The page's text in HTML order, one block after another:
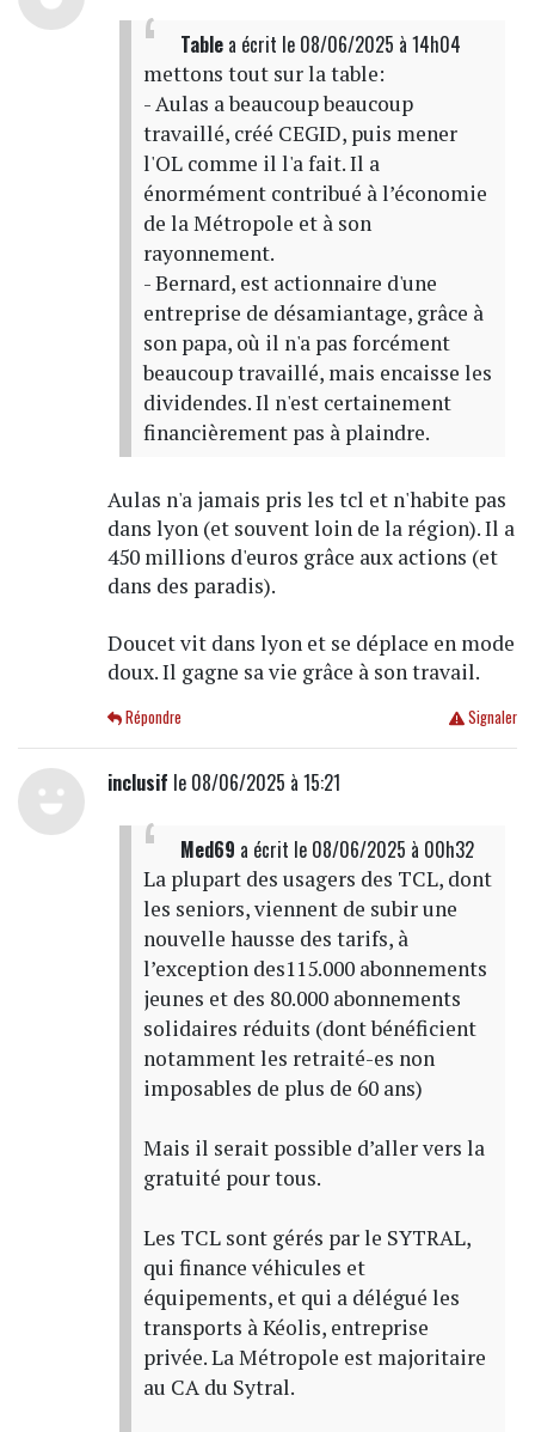
Tablea écrit le 08/06/2025 à 14h04
mettons tout sur la table:
- Aulas a beaucoup beaucoup
travaillé, créé CEGID, puis mener
l'OL comme il l'a fait. Il a
énormément contribué à l’économie
de la Métropole et à son
rayonnement.
- Bernard, est actionnaire d'une
entreprise de désamiantage, grâce à
son papa, où il n'a pas forcément
beaucoup travaillé, mais encaisse les
dividendes. Il n'est certainement
financièrement pas à plaindre.
Aulas n'a jamais pris les tcl et n'habite pas
dans lyon (et souvent loin de la région). Il a
450 millions d'euros grâce aux actions (et
dans des paradis).
Doucet vit dans lyon et se déplace en mode
doux. Il gagne sa vie grâce à son travail.
Signaler
Répondre
inclusif le 08/06/2025 à 15:21
Med69 a écrit le 08/06/2025 à 00h32
La plupart des usagers des TCL, dont
les seniors, viennent de subir une
nouvelle hausse des tarifs, à
l’exception des115.000 abonnements
jeunes et des 80.000 abonnements
solidaires réduits (dont bénéficient
notamment les retraité-es non
imposables de plus de 60 ans)
Mais il serait possible d’aller vers la
gratuité pour tous.
Les TCL sont gérés par le SYTRAL,
qui finance véhicules et
équipements, et qui a délégué les
transports à Kéolis, entreprise
privée. La Métropole est majoritaire
au CA du Sytral.